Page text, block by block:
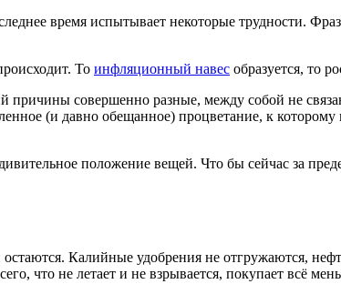
время испытывает некоторые трудности.
То инфляционный навес образуется, то
причины совершенно разные, между собой не
(и давно обещанное) процветание, к
положение вещей. Что бы сейчас за
Калийные удобрения не отгружаются,
что не летает и не взрывается, покупает всё